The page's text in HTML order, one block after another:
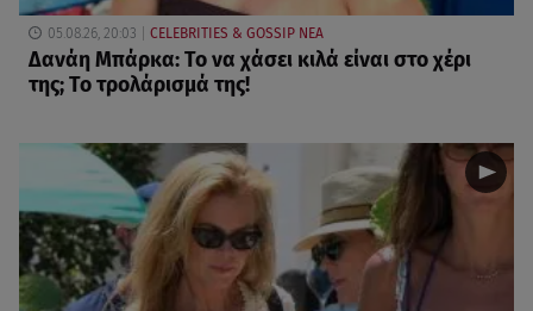
05.08.26, 20:03 CELEBRITIES & GOSSIP ΝΕΑ
Δανάη Μπάρκα: Το να χάσει κιλά είναι στο χέρι
της; Το τρολάρισμά της!